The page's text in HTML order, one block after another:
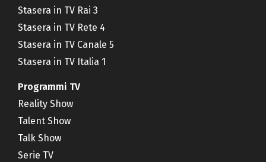
Stasera in TV Rai 3
Stasera in TV Rete 4
Stasera in TV Canale 5
Stasera in TV Italia 1
Programmi TV
Reality Show
Talent Show
Talk Show
Serie TV